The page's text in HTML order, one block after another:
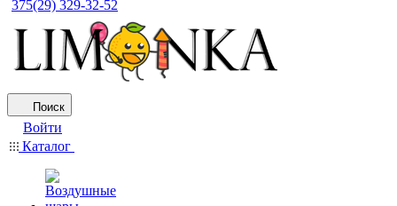
375(29) 329-32-52
Поиск
Войти
Каталог